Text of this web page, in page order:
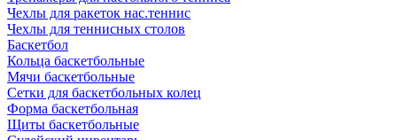
Чехлы для ракеток нас.теннис
Чехлы для теннисных столов
Баскетбол
Кольца баскетбольные
Мячи баскетбольные
Сетки для баскетбольных колец
Форма баскетбольная
Щиты баскетбольные